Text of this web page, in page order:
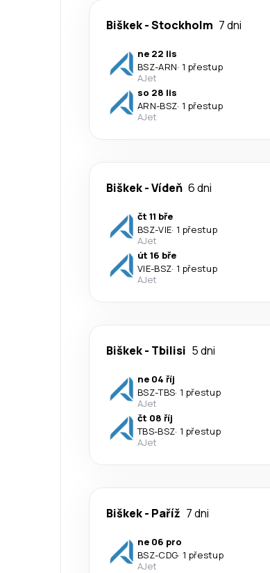
Biškek-Stockholm 7 dni
ne 22 lis
BSZ-ARN· 1 přestup
AJet
so 28 lis
ARN-BSZ· 1 přestup
AJet
Biškek-Vídeň 6 dni
čt 11 bře
BSZ-VIE· 1 přestup
AJet
út 16 bře
VIE-BSZ· 1 přestup
AJet
Biškek- Tbilisi 5 dni
ne 04 říj
BSZ-TBS· 1 přestup
AJet
čt 08 říj
TBS-BSZ· 1 přestup
AJet
Biškek- Paříž 7 dni
ne 06 pro
BSZ-CDG· 1 přestup
AJet